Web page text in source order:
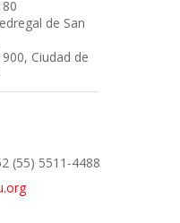
de San
Ciudad de
(55) 5511-4488